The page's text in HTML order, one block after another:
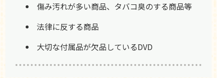
傷み汚れが多い商品、タバコ臭のする商品等
法律に反する商品
大切な付属品が欠品しているDVD